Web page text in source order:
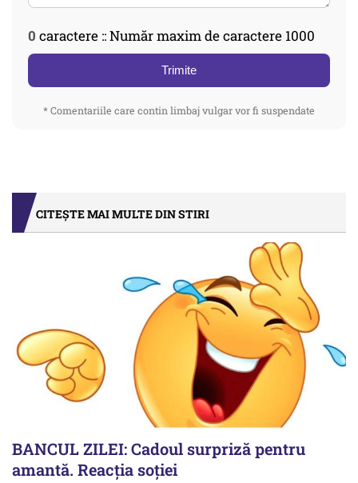
0 caractere :: Număr maxim de caractere 1000
Trimite
* Comentariile care contin limbaj vulgar vor fi suspendate
CITEȘTE MAI MULTE DIN STIRI
BANCUL ZILEI: Cadoul surpriză pentru
amantă. Reacția soției